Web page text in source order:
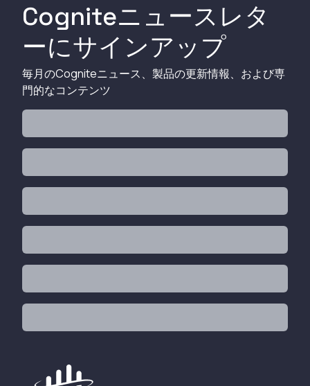
Cogniteニュースレタ
ーにサインアップ
毎月のCogniteニュース、製品の更新情報、および専
門的なコンテンツ